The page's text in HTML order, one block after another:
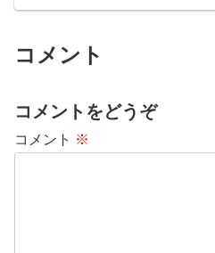
コメント
コメントをどうぞ
コメント ※